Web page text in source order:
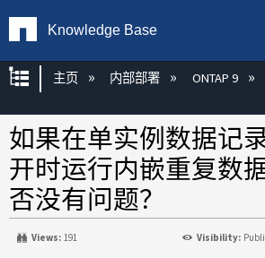
Knowledge Base
扩展/隐缩全局层次
主页 内部部署 ONTAP 9
如果在单实例数据记
开时运行内嵌重复数
否没有问题？
Views: 191 Visibility: